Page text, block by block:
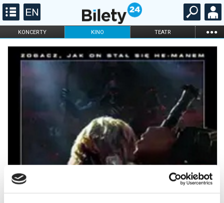
KONCERTY KINO TEATR ...
FILHARMONIA OPERA I BALET
DLA DZIECI
ONLINE KARNETY